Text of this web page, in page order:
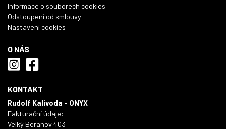
Informace o souborech cookies
Odstoupení od smlouvy
Nastavení cookies
O NÁS
KONTAKT
Rudolf Kalivoda - ONYX
Fakturační údaje:
Velký Beranov 403